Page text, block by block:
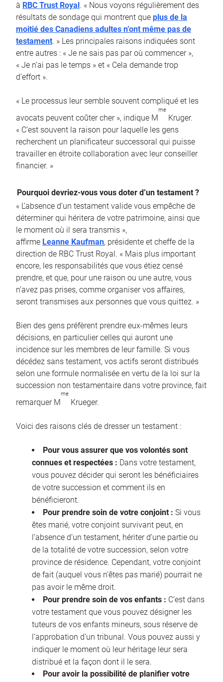
à RBC Trust Royal . « Nous voyons régulièrement des
résultats de sondage qui montrent que plus de la
moitié des Canadiens adultes n’ont même pas de
testament. » Les principales raisons indiquées sont
entre autres : « Je ne sais pas par où commencer »,
« Je n’ai pas le temps » et « Cela demande trop
d’effort ».
« Le processus leur semble souvent compliqué et les
avocats peuvent coûter cher », indique M
me
Kruger.
« C’est souvent la raison pour laquelle les gens
recherchent un planificateur successoral qui puisse
travailler en étroite collaboration avec leur conseiller
financier. »
Pourquoi devriez-vous vous doter d’un testament ?
« L’absence d’un testament valide vous empêche de
déterminer qui héritera de votre patrimoine, ainsi que
le moment où il sera transmis »,
affirme Leanne Kaufman, présidente et cheffe de la
direction de RBC Trust Royal. « Mais plus important
encore, les responsabilités que vous étiez censé
prendre, et que, pour une raison ou une autre, vous
n’avez pas prises, comme organiser vos affaires,
seront transmises aux personnes que vous quittez. »
Bien des gens préfèrent prendre eux-mêmes leurs
décisions, en particulier celles qui auront une
incidence sur les membres de leur famille. Si vous
décédez sans testament, vos actifs seront distribués
selon une formule normalisée en vertu de la loi sur la
succession non testamentaire dans votre province, fait
remarquer M
me
Krueger.
Voici des raisons clés de dresser un testament :
Pour vous assurer que vos volontés sont
connues et respectées : Dans votre testament,
vous pouvez décider qui seront les bénéficiaires
de votre succession et comment ils en
bénéficieront.
Pour prendre soin de votre conjoint : Si vous
êtes marié, votre conjoint survivant peut, en
l’absence d’un testament, hériter d’une partie ou
de la totalité de votre succession, selon votre
province de résidence. Cependant, votre conjoint
de fait (auquel vous n’êtes pas marié) pourrait ne
pas avoir le même droit.
Pour prendre soin de vos enfants : C’est dans
votre testament que vous pouvez désigner les
tuteurs de vos enfants mineurs, sous réserve de
l’approbation d’un tribunal. Vous pouvez aussi y
indiquer le moment où leur héritage leur sera
distribué et la façon dont il le sera.
Pour avoir la possibilité de planifier votre